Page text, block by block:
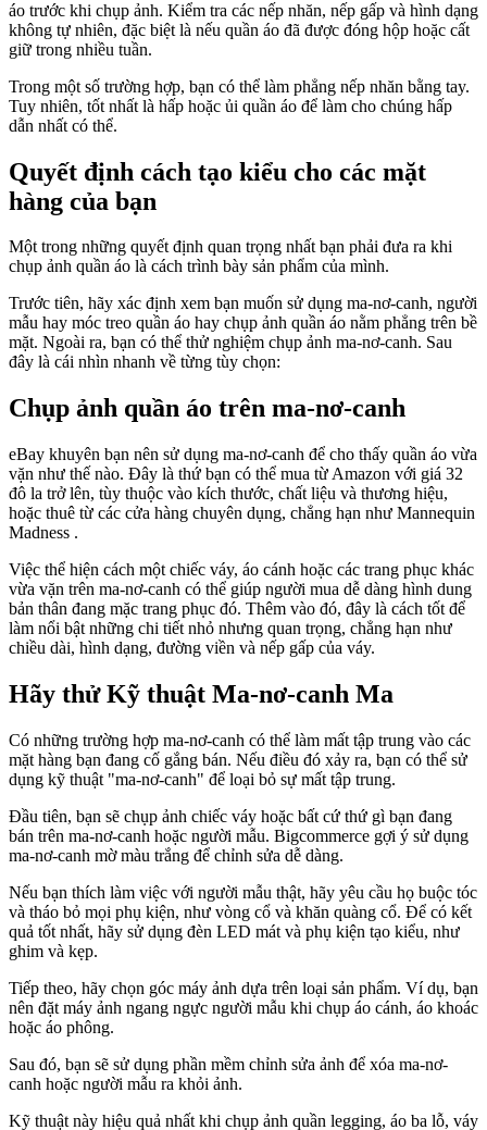
áo trước khi chụp ảnh. Kiểm tra các nếp nhăn, nếp gấp và hình dạng
không tự nhiên, đặc biệt là nếu quần áo đã được đóng hộp hoặc cất
giữ trong nhiều tuần.
Trong một số trường hợp, bạn có thể làm phẳng nếp nhăn bằng tay.
Tuy nhiên, tốt nhất là hấp hoặc ủi quần áo để làm cho chúng hấp
dẫn nhất có thể.
Quyết định cách tạo kiểu cho các mặt
hàng của bạn
Một trong những quyết định quan trọng nhất bạn phải đưa ra khi
chụp ảnh quần áo là cách trình bày sản phẩm của mình.
Trước tiên, hãy xác định xem bạn muốn sử dụng ma-nơ-canh, người
mẫu hay móc treo quần áo hay chụp ảnh quần áo nằm phẳng trên bề
mặt. Ngoài ra, bạn có thể thử nghiệm chụp ảnh ma-nơ-canh. Sau
đây là cái nhìn nhanh về từng tùy chọn:
Chụp ảnh quần áo trên ma-nơ-canh
eBay khuyên bạn nên sử dụng ma-nơ-canh để cho thấy quần áo vừa
vặn như thế nào. Đây là thứ bạn có thể mua từ Amazon với giá 32
đô la trở lên, tùy thuộc vào kích thước, chất liệu và thương hiệu,
hoặc thuê từ các cửa hàng chuyên dụng, chẳng hạn như Mannequin
Madness .
Việc thể hiện cách một chiếc váy, áo cánh hoặc các trang phục khác
vừa vặn trên ma-nơ-canh có thể giúp người mua dễ dàng hình dung
bản thân đang mặc trang phục đó. Thêm vào đó, đây là cách tốt để
làm nổi bật những chi tiết nhỏ nhưng quan trọng, chẳng hạn như
chiều dài, hình dạng, đường viền và nếp gấp của váy.
Hãy thử Kỹ thuật Ma-nơ-canh Ma
Có những trường hợp ma-nơ-canh có thể làm mất tập trung vào các
mặt hàng bạn đang cố gắng bán. Nếu điều đó xảy ra, bạn có thể sử
dụng kỹ thuật "ma-nơ-canh" để loại bỏ sự mất tập trung.
Đầu tiên, bạn sẽ chụp ảnh chiếc váy hoặc bất cứ thứ gì bạn đang
bán trên ma-nơ-canh hoặc người mẫu. Bigcommerce gợi ý sử dụng
ma-nơ-canh mờ màu trắng để chỉnh sửa dễ dàng.
Nếu bạn thích làm việc với người mẫu thật, hãy yêu cầu họ buộc tóc
và tháo bỏ mọi phụ kiện, như vòng cổ và khăn quàng cổ. Để có kết
quả tốt nhất, hãy sử dụng đèn LED mát và phụ kiện tạo kiểu, như
ghim và kẹp.
Tiếp theo, hãy chọn góc máy ảnh dựa trên loại sản phẩm. Ví dụ, bạn
nên đặt máy ảnh ngang ngực người mẫu khi chụp áo cánh, áo khoác
hoặc áo phông.
Sau đó, bạn sẽ sử dụng phần mềm chỉnh sửa ảnh để xóa ma-nơ-
canh hoặc người mẫu ra khỏi ảnh.
Kỹ thuật này hiệu quả nhất khi chụp ảnh quần legging, áo ba lỗ, váy